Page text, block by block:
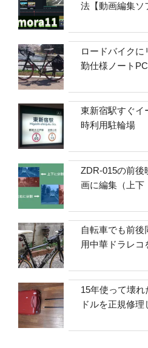
法【動画編集ソ
ロードバイクに
勤仕様ノート
東新宿駅すぐイ
時利用駐輪場
ZDR-015の前後
画に編集（上下
自転車でも前後
用中華ドラレコ
15年使って壊れ
ドルを正規修理